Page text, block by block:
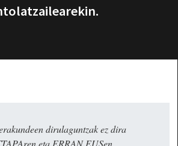
dirulaguntzak ez dira
eta ERRAN.EUSen